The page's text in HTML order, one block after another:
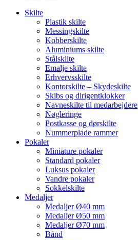
Skilte
Plastik skilte
Messingskilte
Kobberskilte
Aluminiums skilte
Stålskilte
Emalje skilte
Erhvervsskilte
Kontorskilte – Skydeskilte
Skibs og dirigentklokker
Navneskilte til medarbejdere
Nøgleringe
Postkasse og dørskilte
Nummerplade rammer
Pokaler
Miniature pokaler
Standard pokaler
Luksus pokaler
Vandre pokaler
Sokkelskilte
Medaljer
Medaljer Ø40 mm
Medaljer Ø50 mm
Medaljer Ø70 mm
Bånd